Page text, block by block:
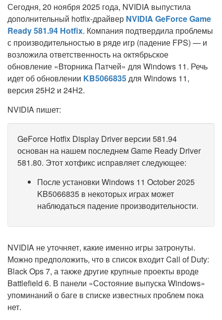
Сегодня, 20 ноября 2025 года, NVIDIA выпустила
дополнительный hotfix-драйвер NVIDIA GeForce Game
Ready 581.94 Hotfix. Компания подтвердила проблемы
с производительностью в ряде игр (падение FPS) — и
возложила ответственность на октябрьское
обновление «Вторника Патчей» для Windows 11. Речь
идет об обновлении KB5066835для Windows 11,
версия 25H2 и 24H2.
NVIDIA пишет:
GeForce Hotfix Display Driver версии 581.94
основан на нашем последнем Game Ready Driver
581.80. Этот хотфикс исправляет следующее:
После установки Windows 11 October 2025
KB5066835 в некоторых играх может
наблюдаться падение производительности.
NVIDIA не уточняет, какие именно игры затронуты.
Можно предположить, что в список входит Call of Duty:
Black Ops 7, а также другие крупные проекты вроде
Battlefield 6. В панели «Состояние выпуска Windows»
упоминаний о баге в списке известных проблем пока
нет.